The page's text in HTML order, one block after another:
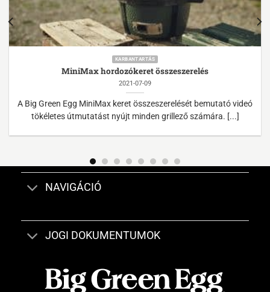
KARBANTARTÁS
MiniMax hordozókeret összeszerelés
2021-07-09
A Big Green Egg MiniMax keret összeszerelését bemutató videó
tökéletes útmutatást nyújt minden grillező számára. [...]
NAVIGÁCIÓ
JOGI DOKUMENTUMOK